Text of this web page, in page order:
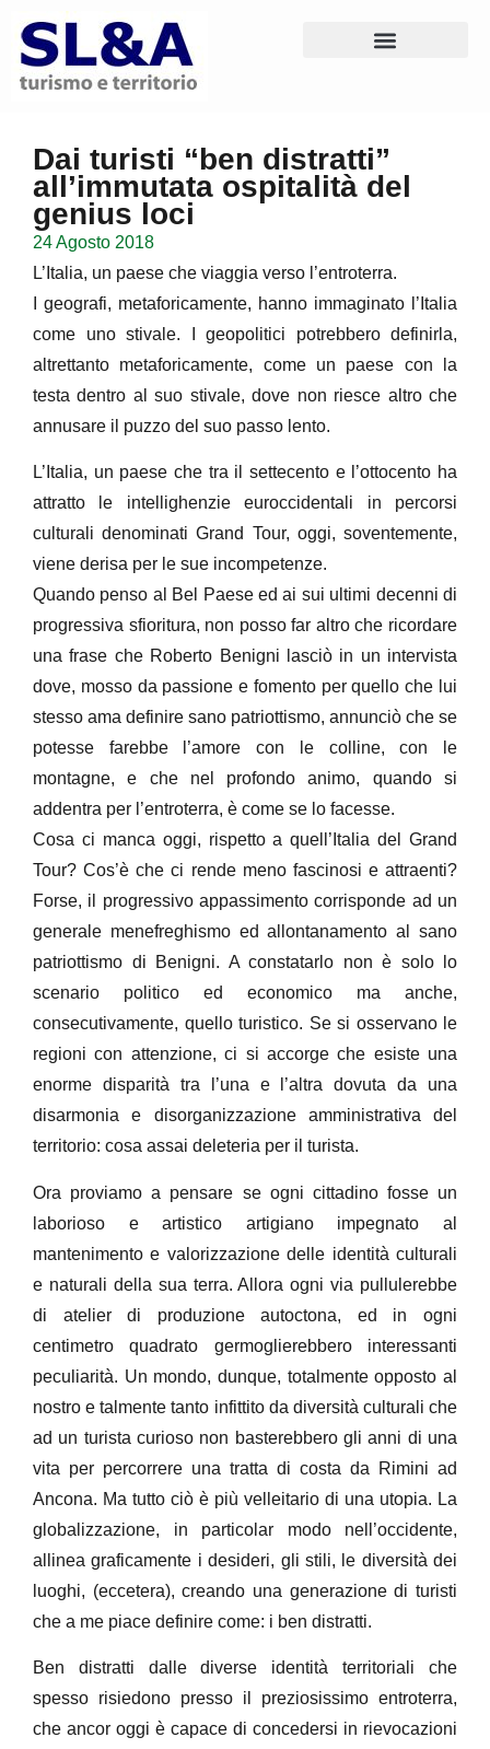
Dai turisti “ben distratti”
all’immutata ospitalità del
genius loci
24 Agosto 2018
L’Italia, un paese che viaggia verso l’entroterra.
I geografi, metaforicamente, hanno immaginato l’Italia
come uno stivale. I geopolitici potrebbero definirla,
altrettanto metaforicamente, come un paese con la
testa dentro al suo stivale, dove non riesce altro che
annusare il puzzo del suo passo lento.
L’Italia, un paese che tra il settecento e l’ottocento ha
attratto le intellighenzie euroccidentali in percorsi
culturali denominati Grand Tour, oggi, soventemente,
viene derisa per le sue incompetenze.
Quando penso al Bel Paese ed ai sui ultimi decenni di
progressiva sfioritura, non posso far altro che ricordare
una frase che Roberto Benigni lasciò in un intervista
dove, mosso da passione e fomento per quello che lui
stesso ama definire sano patriottismo, annunciò che se
potesse farebbe l’amore con le colline, con le
montagne, e che nel profondo animo, quando si
addentra per l’entroterra, è come se lo facesse.
Cosa ci manca oggi, rispetto a quell’Italia del Grand
Tour? Cos’è che ci rende meno fascinosi e attraenti?
Forse, il progressivo appassimento corrisponde ad un
generale menefreghismo ed allontanamento al sano
patriottismo di Benigni. A constatarlo non è solo lo
scenario politico ed economico ma anche,
consecutivamente, quello turistico. Se si osservano le
regioni con attenzione, ci si accorge che esiste una
enorme disparità tra l’una e l’altra dovuta da una
disarmonia e disorganizzazione amministrativa del
territorio: cosa assai deleteria per il turista.
Ora proviamo a pensare se ogni cittadino fosse un
laborioso e artistico artigiano impegnato al
mantenimento e valorizzazione delle identità culturali
e naturali della sua terra. Allora ogni via pullulerebbe
di atelier di produzione autoctona, ed in ogni
centimetro quadrato germoglierebbero interessanti
peculiarità. Un mondo, dunque, totalmente opposto al
nostro e talmente tanto infittito da diversità culturali che
ad un turista curioso non basterebbero gli anni di una
vita per percorrere una tratta di costa da Rimini ad
Ancona. Ma tutto ciò è più velleitario di una utopia. La
globalizzazione, in particolar modo nell’occidente,
allinea graficamente i desideri, gli stili, le diversità dei
luoghi, (eccetera), creando una generazione di turisti
che a me piace definire come: i ben distratti.
Ben distratti dalle diverse identità territoriali che
spesso risiedono presso il preziosissimo entroterra,
che ancor oggi è capace di concedersi in rievocazioni